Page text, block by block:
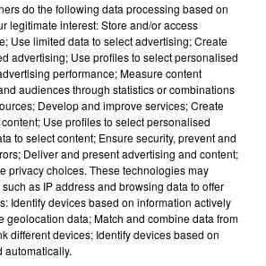
14 sec)
do the following data processing based on
legitimate interest: Store and/or access
Use limited data to select advertising; Create
advertising; Use profiles to select personalised
performance; Measure content
audiences through statistics or combinations
Develop and improve services; Create
Use profiles to select personalised
to select content; Ensure security, prevent and
Deliver and present advertising and content;
privacy choices. These technologies may
as IP address and browsing data to offer
Identify devices based on information actively
geolocation data; Match and combine data from
different devices; Identify devices based on
automatically.